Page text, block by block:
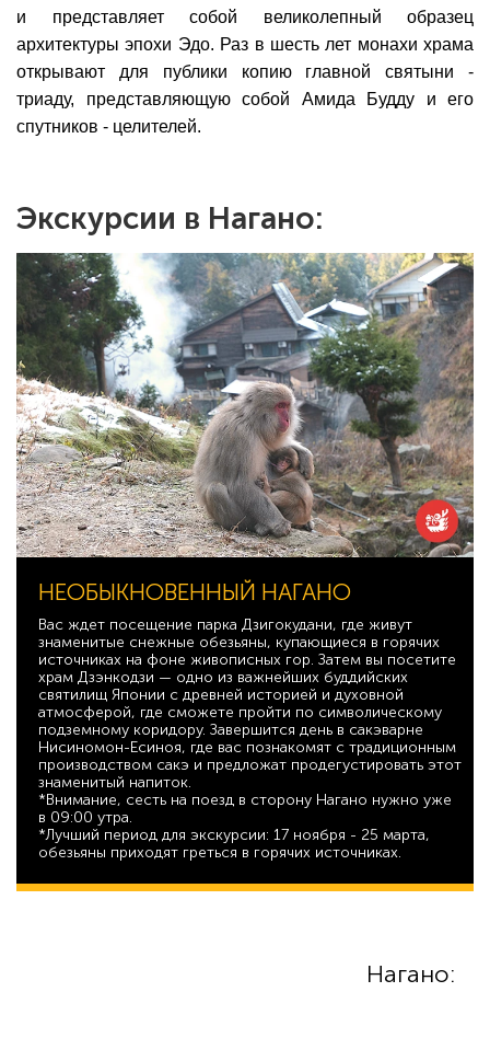
и представляет собой великолепный образец
архитектуры эпохи Эдо. Раз в шесть лет монахи храма
открывают для публики копию главной святыни -
триаду, представляющую собой Амида Будду и его
спутников - целителей.
Экскурсии в Нагано:
НЕОБЫКНОВЕННЫЙ НАГАНО
Вас ждет посещение парка Дзигокудани, где живут
знаменитые снежные обезьяны, купающиеся в горячих
источниках на фоне живописных гор. Затем вы посетите
храм Дзэнкодзи — одно из важнейших буддийских
святилищ Японии с древней историей и духовной
атмосферой, где сможете пройти по символическому
подземному коридору. Завершится день в сакэварне
Нисиномон-Есиноя, где вас познакомят с традиционным
производством сакэ и предложат продегустировать этот
знаменитый напиток.
*Внимание, сесть на поезд в сторону Нагано нужно уже
в 09:00 утра.
*Лучший период для экскурсии: 17 ноября - 25 марта,
обезьяны приходят греться в горячих источниках.
Нагано: